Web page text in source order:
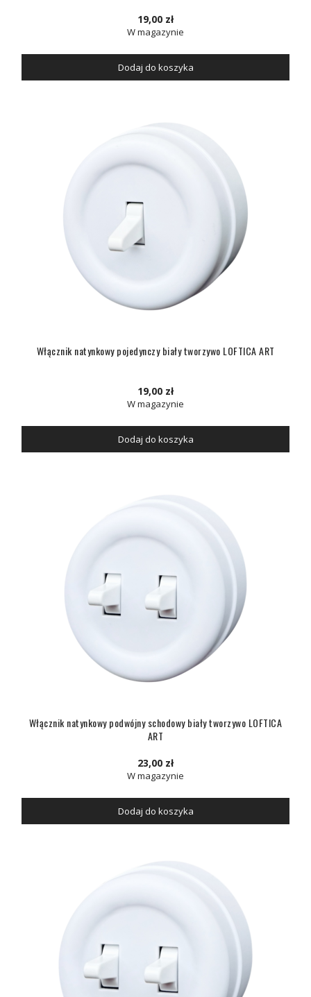
19,00 zł
W magazynie
Dodaj do koszyka
Włącznik natynkowy pojedynczy biały tworzywo LOFTICA ART
19,00 zł
W magazynie
Dodaj do koszyka
Włącznik natynkowy podwójny schodowy biały tworzywo LOFTICA
ART
23,00 zł
W magazynie
Dodaj do koszyka